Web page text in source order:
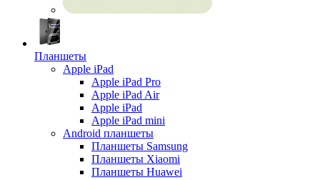
Планшеты
Apple iPad
Apple iPad Pro
Apple iPad Air
Apple iPad
Apple iPad mini
Android планшеты
Планшеты Samsung
Планшеты Xiaomi
Планшеты Huawei